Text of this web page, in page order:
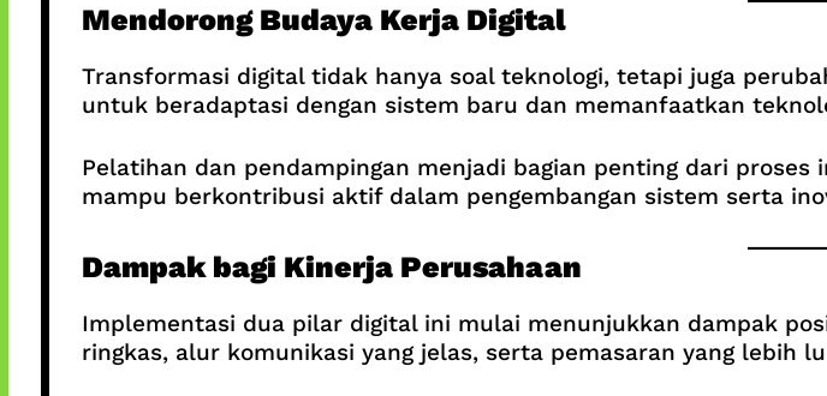
Mendorong Budaya Kerja Digital
Transformasi digital tidak hanya soal teknologi, tetapi juga
untuk beradaptasi dengan sistem baru dan memanfaatkan
Pelatihan dan pendampingan menjadi bagian penting dari
mampu berkontribusi aktif dalam pengembangan sistem serta
Dampak bagi Kinerja Perusahaan
Implementasi dua pilar digital ini mulai menunjukkan dampak
ringkas, alur komunikasi yang jelas, serta pemasaran yang lebih